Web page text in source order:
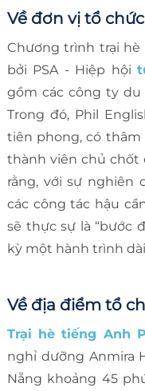
Về đơn vị tổ chức
Chương trình trại
bởi PSA - Hiệp hội
gồm các công ty
Trong đó, Phil
tiên phong, có thâm
thành viên chủ chốt
rằng, với sự nghiên
các công tác hậu
sẽ thực sự là “bước
kỳ một hành trình
Về địa điểm tổ
Trại hè tiếng Anh
nghỉ dưỡng Anmira
Nẵng khoảng 45